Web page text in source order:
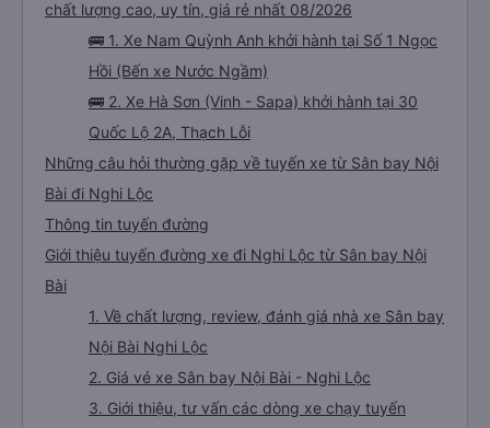
chất lượng cao, uy tín, giá rẻ nhất 08/2026
🚌 1. Xe Nam Quỳnh Anh khởi hành tại Số 1 Ngọc
Hồi (Bến xe Nước Ngầm)
🚌 2. Xe Hà Sơn (Vinh - Sapa) khởi hành tại 30
Quốc Lộ 2A, Thạch Lỗi
Những câu hỏi thường gặp về tuyến xe từ Sân bay Nội
Bài đi Nghi Lộc
Thông tin tuyến đường
Giới thiệu tuyến đường xe đi Nghi Lộc từ Sân bay Nội
Bài
1. Về chất lượng, review, đánh giá nhà xe Sân bay
Nội Bài Nghi Lộc
2. Giá vé xe Sân bay Nội Bài - Nghi Lộc
3. Giới thiệu, tư vấn các dòng xe chạy tuyến